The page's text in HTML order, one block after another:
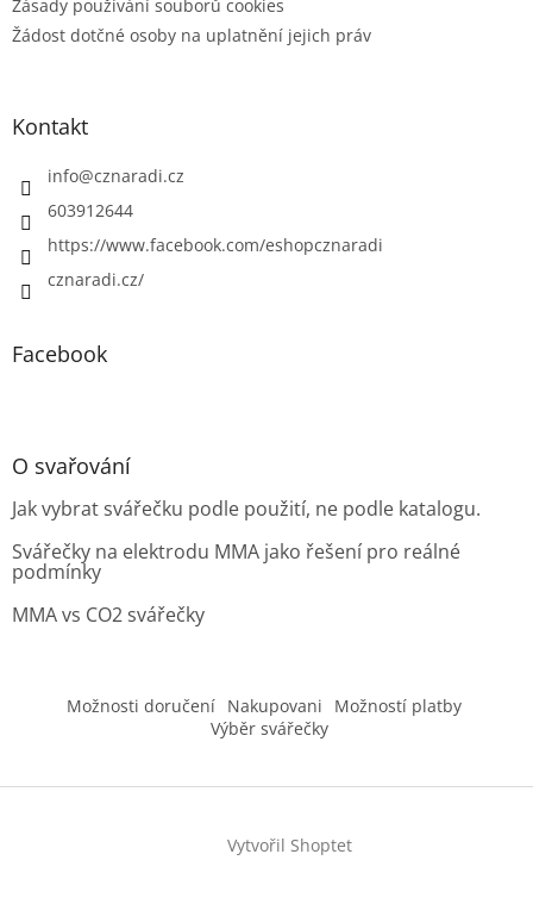
Zásady používání souborů cookies
Žádost dotčné osoby na uplatnění jejich práv
Kontakt
info@cznaradi.cz
603912644
https://www.facebook.com/eshopcznaradi
cznaradi.cz/
Facebook
O svařování
Jak vybrat svářečku podle použití, ne podle katalogu.
Svářečky na elektrodu MMA jako řešení pro reálné
podmínky
MMA vs CO2 svářečky
Možnosti doručení Nakupovani
Možností platby
Výběr svářečky
Vytvořil Shoptet